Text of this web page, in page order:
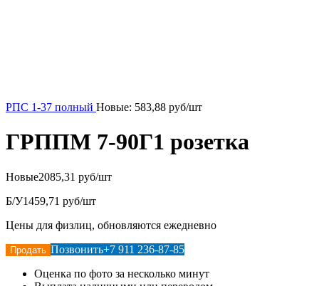
РПС 1-37 полный Новые: 583,88 руб/шт
ГРППМ 7-90Г1 розетка
Новые2085,31 руб/шт
Б/У1459,71 руб/шт
Цены для физлиц, обновляются ежедневно
Продать Позвонить+7 911 236-87-85
Оценка по фото за несколько минут